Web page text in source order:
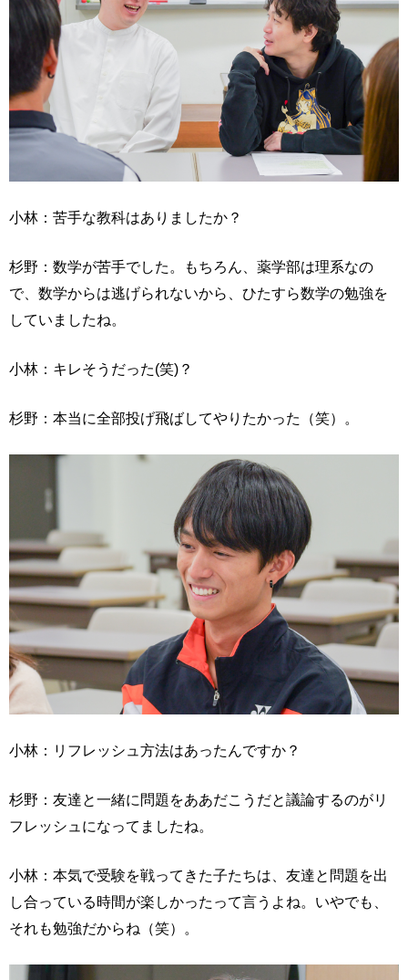
小林：苦手な教科はありましたか？
杉野：数学が苦手でした。もちろん、薬学部は理系なの
で、数学からは逃げられないから、ひたすら数学の勉強を
していましたね。
小林：キレそうだった(笑)？
杉野：本当に全部投げ飛ばしてやりたかった（笑）。
小林：リフレッシュ方法はあったんですか？
杉野：友達と一緒に問題をああだこうだと議論するのがリ
フレッシュになってましたね。
小林：本気で受験を戦ってきた子たちは、友達と問題を出
し合っている時間が楽しかったって言うよね。いやでも、
それも勉強だからね（笑）。